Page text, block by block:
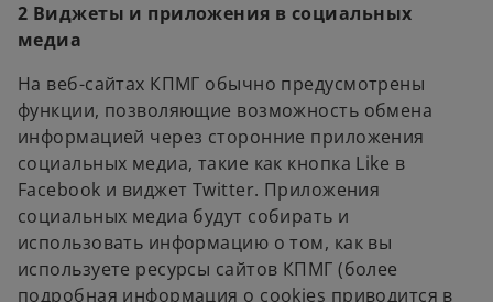
2 Виджеты и приложения в социальных
медиа
На веб-сайтах КПМГ обычно предусмотрены
функции, позволяющие возможность обмена
информацией через сторонние приложения
социальных медиа, такие как кнопка Like в
Facebook и виджет Twitter. Приложения
социальных медиа будут собирать и
использовать информацию о том, как вы
используете ресурсы сайтов КПМГ (более
подробная информация о cookies приводится в